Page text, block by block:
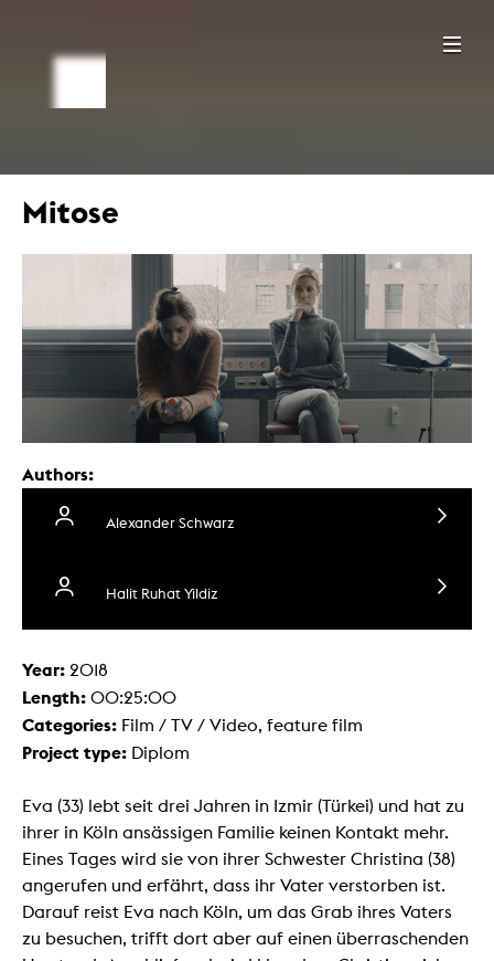
Mitose
Authors:
Alexander Schwarz
Halit Ruhat Yildiz
Year: 2018
Length: 00:25:00
Categories: Film / TV / Video, feature film
Project type: Diplom
Eva (33) lebt seit drei Jahren in Izmir (Türkei) und hat zu
ihrer in Köln ansässigen Familie keinen Kontakt mehr.
Eines Tages wird sie von ihrer Schwester Christina (38)
angerufen und erfährt, dass ihr Vater verstorben ist.
Darauf reist Eva nach Köln, um das Grab ihres Vaters
zu besuchen, trifft dort aber auf einen überraschenden